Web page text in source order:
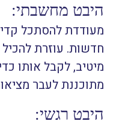
היבט מחשבתי:
מעודדת להסתכל
חדשות. עוזרת
מיטיב, לקבל אותו
מתוכננת לעבר
היבט רגשי: